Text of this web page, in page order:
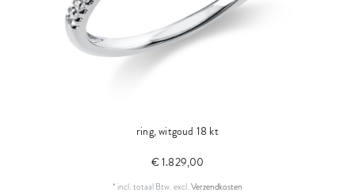
ring, witgoud 18 kt
€ 1.829,00
* incl. totaal Btw.excl.Verzendkosten